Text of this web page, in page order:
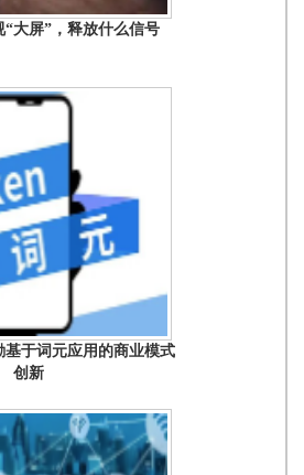
大屏”，释放什么信号
基于词元应用的商业模式
创新